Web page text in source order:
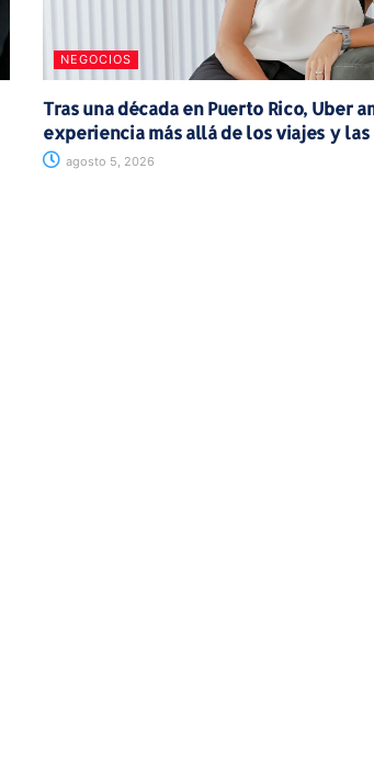
NEGOCIOS
Tras una década en Puerto Rico, Uber
experiencia más allá de los viajes y
agosto 5, 2026